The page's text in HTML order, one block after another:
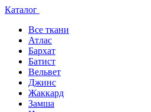
Каталог
Все ткани
Атлас
Бархат
Батист
Вельвет
Джинс
Жаккард
Замша